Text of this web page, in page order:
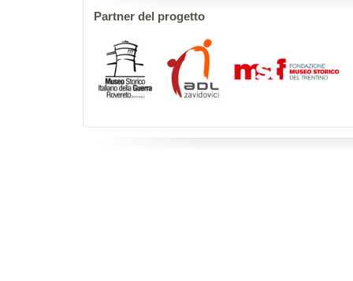
Partner del progetto